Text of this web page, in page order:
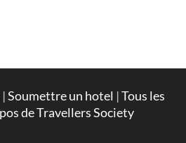
|Soumettre un hotel |Tous les
de Travellers Society